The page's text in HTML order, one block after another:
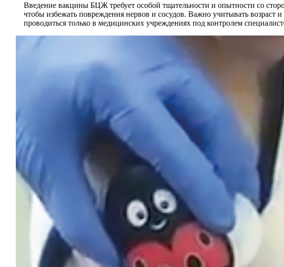
Введение вакцины БЦЖ требует особой тщательности и опытности со
чтобы избежать повреждения нервов и сосудов. Важно учитывать возраст
проводиться только в медицинских учреждениях под контролем